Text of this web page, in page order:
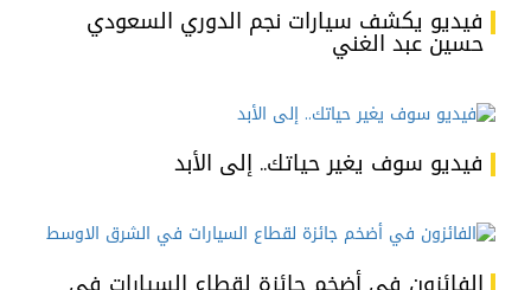
فيديو يكشف سيارات نجم الدوري السعودي
حسين عبد الغني
فيديو سوف يغير حياتك.. إلى الأبد